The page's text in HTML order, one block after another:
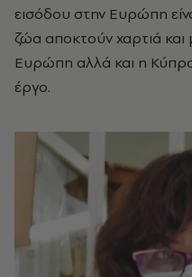
εισόδου στην Ευρώπη
ζώα αποκτούν χαρτιά
Ευρώπη αλλά και η
έργο.